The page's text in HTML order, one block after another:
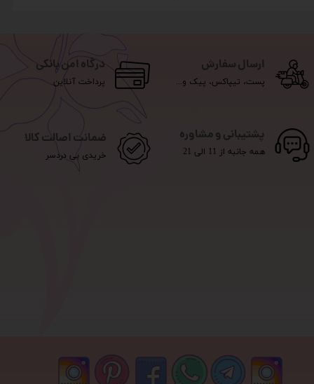
ارسال سفارش
پست، تیپاکس، پیک و...
درگاه امن بانکی
پرداخت آنلاین
پشتیبانی و مشاوره
همه جانبه از 11 الی 21
ضمانت اصالت کالا
خریدی بی دردسر